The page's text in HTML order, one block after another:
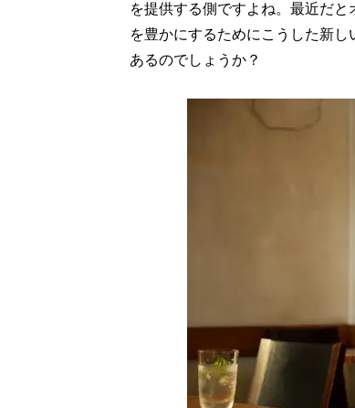
を提供する側ですよね。最近だ
を豊かにするためにこうした新
あるのでしょうか？